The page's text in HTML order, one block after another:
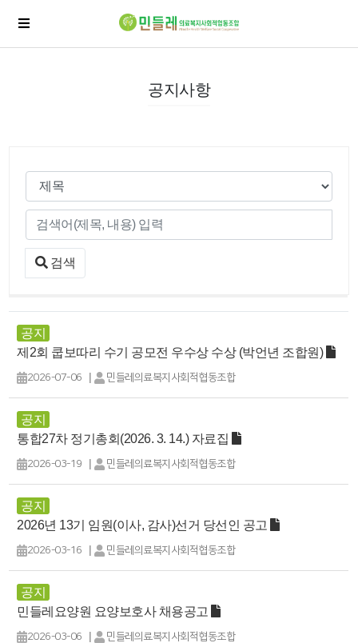
공지사항
검색
공지
제2회 쿱보따리 수기 공모전 우수상 수상 (박언년 조합원)
2026-07-06 | 민들레의료복지사회적협동조합
공지
통합27차 정기총회(2026. 3. 14.) 자료집
2026-03-19 | 민들레의료복지사회적협동조합
공지
2026년 13기 임원(이사, 감사)선거 당선인 공고
2026-03-16 | 민들레의료복지사회적협동조합
공지
민들레요양원 요양보호사 채용공고
2026-03-06 | 민들레의료복지사회적협동조합